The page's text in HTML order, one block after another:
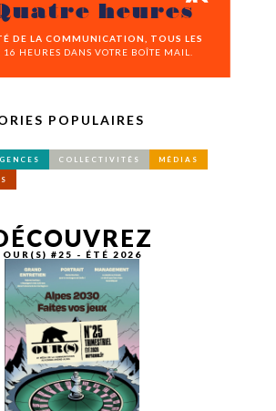
heures
DE LA COMMUNICATION, TOUS LES
16 HEURES DANS VOTRE BOÎTE MAIL.
POPULAIRES
COLLECTIVITÉS MÉDIAS
OUR(S) #25 - ÉTÉ 2026